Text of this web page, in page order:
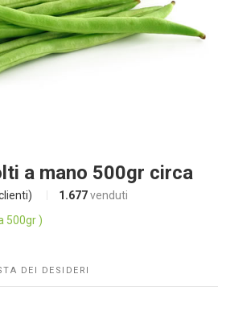
a mano 500gr circa
1.677 venduti
500gr )
DEI DESIDERI